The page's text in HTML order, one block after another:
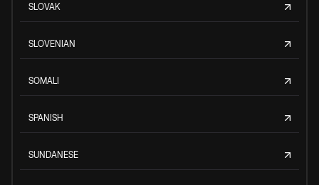
SLOVAK
SLOVENIAN
SOMALI
SPANISH
SUNDANESE